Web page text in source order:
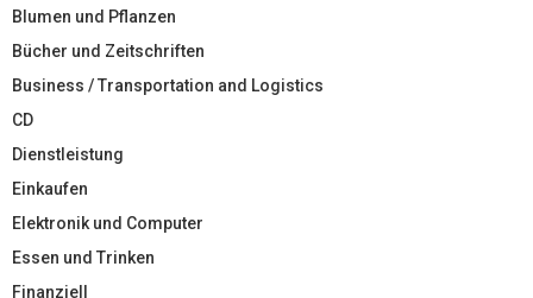
Blumen und Pflanzen
Bücher und Zeitschriften
Business / Transportation and Logistics
CD
Dienstleistung
Einkaufen
Elektronik und Computer
Essen und Trinken
Finanziell